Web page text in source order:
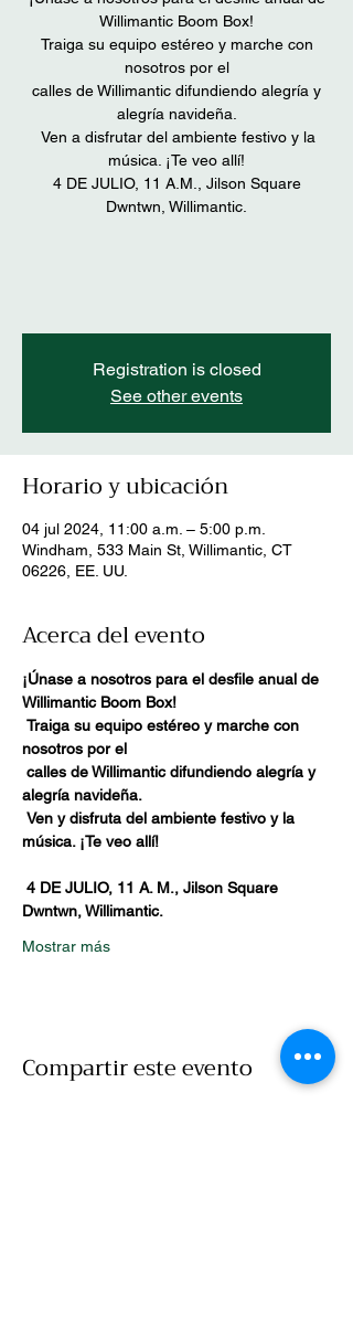
Willimantic Boom Box!
Traiga su equipo estéreo y marche con
nosotros por el
calles de Willimantic difundiendo alegría y
alegría navideña.
Ven a disfrutar del ambiente festivo y la
música. ¡Te veo allí!
​4 DE JULIO, 11 A.M., Jilson Square
Dwntwn, Willimantic.
Registration is closed
See other events
Horario y ubicación
04 jul 2024, 11:00 a.m. – 5:00 p.m.
Windham, 533 Main St, Willimantic, CT
06226, EE. UU.
Acerca del evento
¡Únase a nosotros para el desfile anual de
Willimantic Boom Box!
Traiga su equipo estéreo y marche con
nosotros por el
calles de Willimantic difundiendo alegría y
alegría navideña.
Ven y disfruta del ambiente festivo y la
música. ¡Te veo allí!
4 DE JULIO, 11 A. M., Jilson Square
Dwntwn, Willimantic.
Mostrar más
Compartir este evento